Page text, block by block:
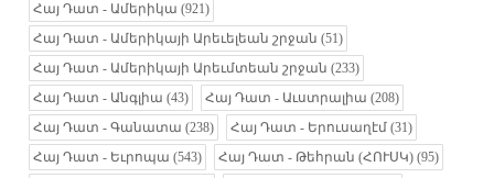
Հայ Դատ - Ամերիկա (921)
Հայ Դատ - Ամերիկայի Արեւելեան շրջան (51)
Հայ Դատ - Ամերիկայի Արեւմտեան շրջան (233)
Հայ Դատ - Անգլիա (43) Հայ Դատ - Աւստրալիա (208)
Հայ Դատ - Գանատա (238) Հայ Դատ - Երուսաղէմ (31)
Հայ Դատ - Եւրոպա (543) Հայ Դատ - Թեհրան (ՀՈՒՍԿ) (95)